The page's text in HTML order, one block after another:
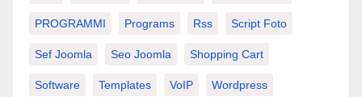
PROGRAMMI Programs Rss Script Foto
Sef Joomla Seo Joomla Shopping Cart
Software Templates VoIP Wordpress